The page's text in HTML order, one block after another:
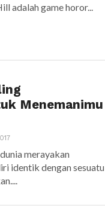
adalah game horor...
Menemanimu
merayakan
identik dengan sesuatu